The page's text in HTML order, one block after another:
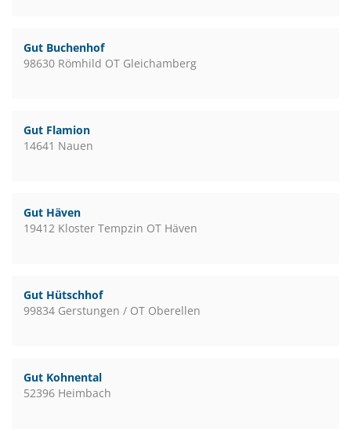
Gut Buchenhof
98630 Römhild OT Gleichamberg
Gut Flamion
14641 Nauen
Gut Häven
19412 Kloster Tempzin OT Häven
Gut Hütschhof
99834 Gerstungen / OT Oberellen
Gut Kohnental
52396 Heimbach